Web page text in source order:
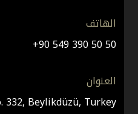
الهاتف
+90 549 390 50 50
العنوان
Beylikdüzü, Turkey